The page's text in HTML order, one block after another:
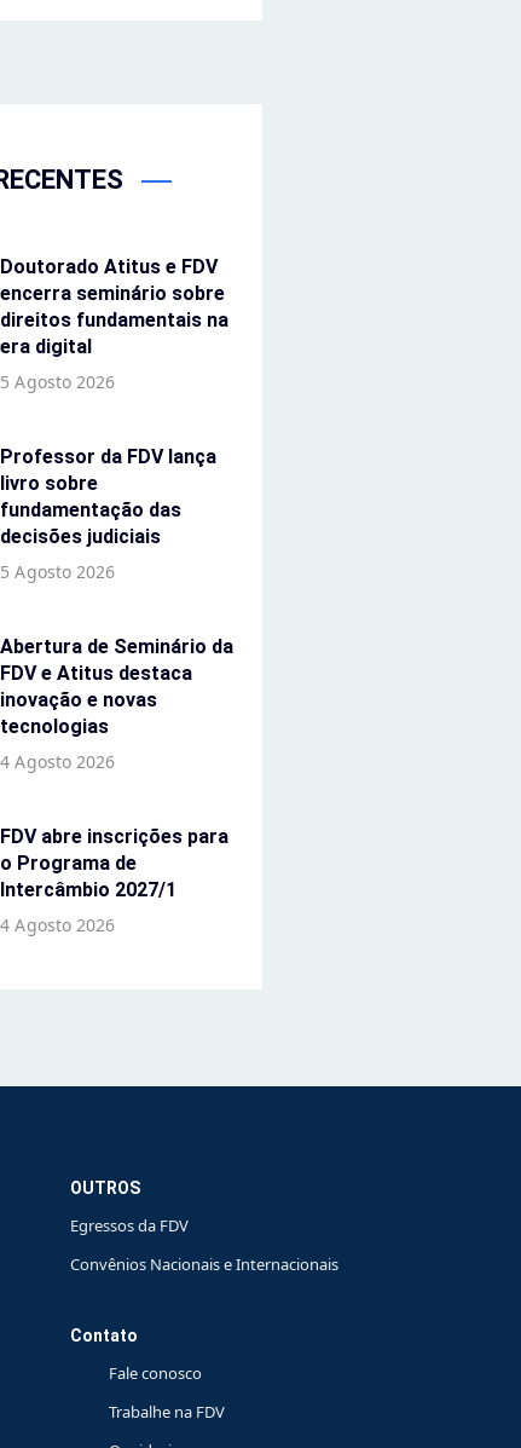
Doutorado Atitus e FDV
encerra seminário sobre
direitos fundamentais na
era digital
5 Agosto 2026
Professor da FDV lança
livro sobre
fundamentação das
decisões judiciais
5 Agosto 2026
Abertura de Seminário da
FDV e Atitus destaca
inovação e novas
tecnologias
4 Agosto 2026
FDV abre inscrições para
o Programa de
Intercâmbio 2027/1
4 Agosto 2026
OUTROS
Egressos da FDV
Convênios Nacionais e Internacionais
Contato
Fale conosco
Trabalhe na FDV